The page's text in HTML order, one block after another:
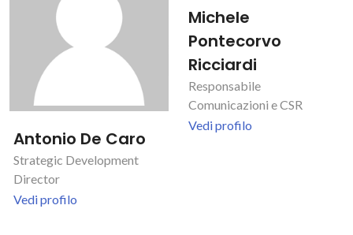
Antonio De Caro
Strategic Development
Director
Vedi profilo
Michele
Pontecorvo
Ricciardi
Responsabile
Comunicazioni e CSR
Vedi profilo